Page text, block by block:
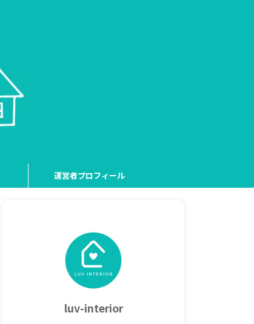
運営者プロフィール
luv-interior